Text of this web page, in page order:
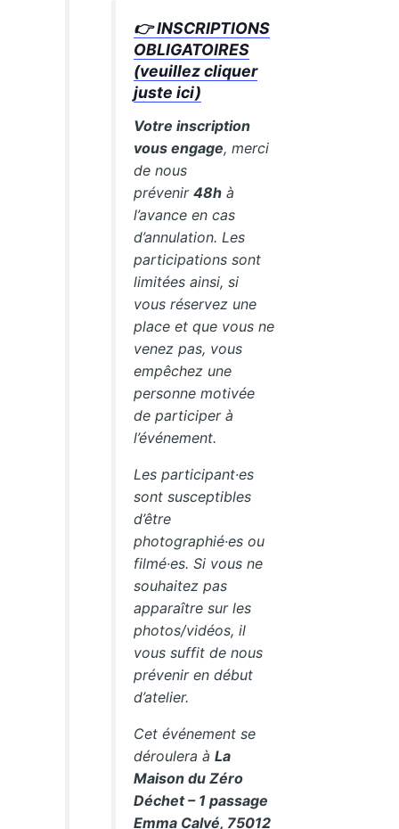
👉 INSCRIPTIONS
OBLIGATOIRES
(veuillez cliquer
juste ici)
Votre inscription
vous engage, merci
de nous
prévenir 48hà
l’avance en cas
d’annulation. Les
participations sont
limitées ainsi, si
vous réservez une
place et que vous ne
venez pas, vous
empêchez une
personne motivée
de participer à
l’événement.
Les participant·es
sont susceptibles
d’être
photographié·es ou
filmé·es. Si vous ne
souhaitez pas
apparaître sur les
photos/vidéos, il
vous suffit de nous
prévenir en début
d’atelier.
Cet événement se
déroulera à La
Maison du Zéro
Déchet – 1 passage
Emma Calvé, 75012